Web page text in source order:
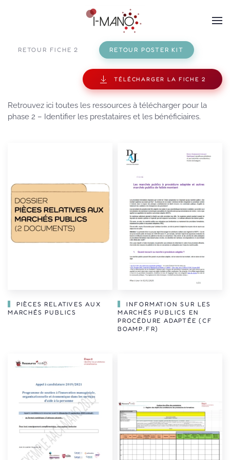
RETOUR FICHE 2 RETOUR POSTER KIT
TÉLÉCHARGER LA FICHE 2
Retrouvez ici toutes les ressources à télécharger pour la
phase 2 – Identifier les prestataires et les bénéficiaires.
PIÈCES RELATIVES AUX
MARCHÉS PUBLICS
INFORMATION SUR LES
MARCHÉS PUBLICS EN
PROCÉDURE ADAPTÉE (CF
BOAMP.FR)